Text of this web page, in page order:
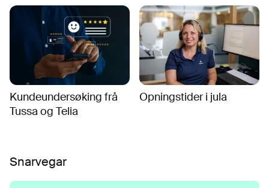
Kundeundersøking frå
Tussa og Telia
Opningstider i jula
Snarvegar